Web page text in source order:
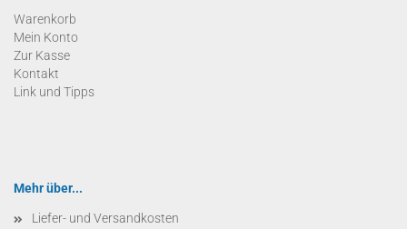
Warenkorb
Mein Konto
Zur Kasse
Kontakt
Link und Tipps
Mehr über...
Liefer- und Versandkosten